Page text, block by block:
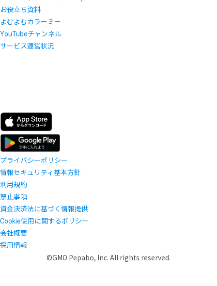
お役立ち資料
よむよむカラーミー
YouTubeチャンネル
サービス運営状況
プライバシーポリシー
情報セキュリティ基本方針
利用規約
禁止事項
資金決済法に基づく情報提供
Cookie使用に関するポリシー
会社概要
採用情報
©GMO Pepabo, Inc. All rights reserved.